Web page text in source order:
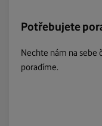
Potřebujete
Nechte nám na sebe
poradíme.